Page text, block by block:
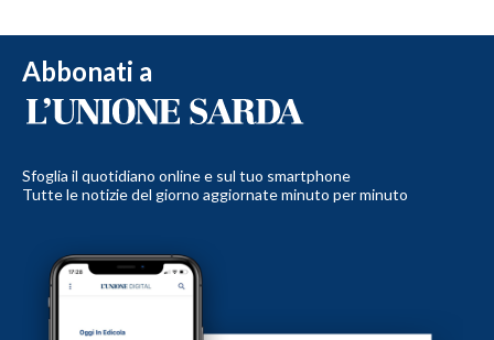
Abbonati a
Sfoglia il quotidiano online e sul tuo smartphone
Tutte le notizie del giorno aggiornate minuto per minuto